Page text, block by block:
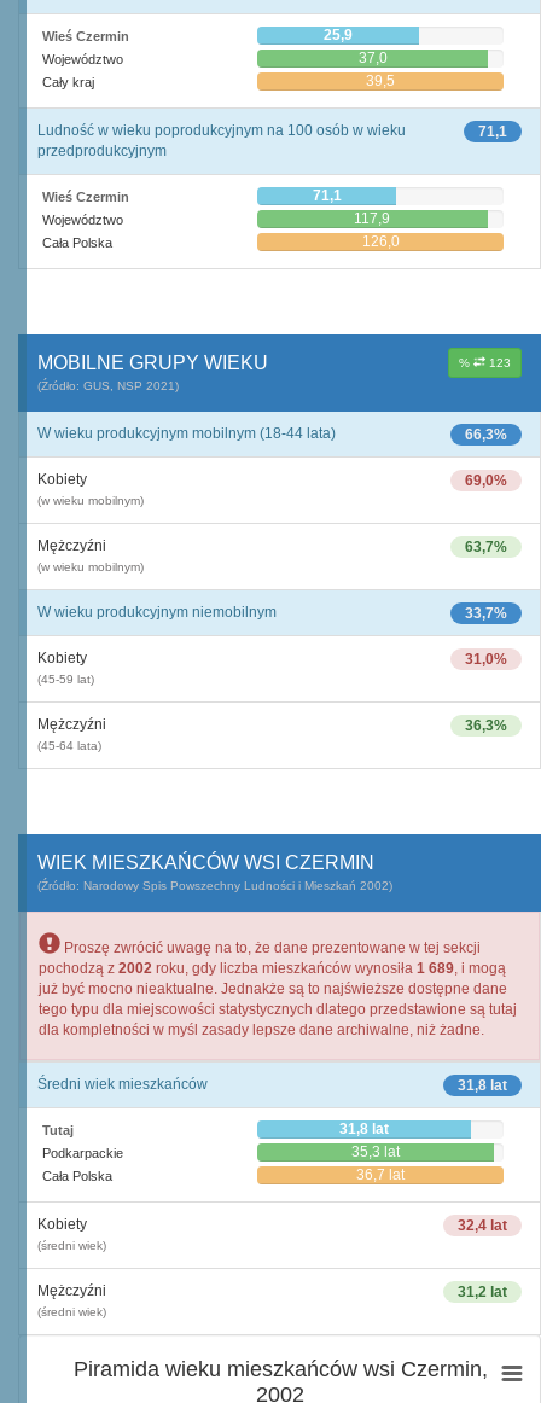
Wieś Czermin 25,9
Województwo 37,0
Cały kraj 39,5
71,1
Ludność w wieku poprodukcyjnym na 100 osób w wieku
przedprodukcyjnym
Wieś Czermin 71,1
Województwo 117,9
Cała Polska 126,0
% 123
MOBILNE GRUPY WIEKU
(Źródło: GUS, NSP 2021)
66,3%
W wieku produkcyjnym mobilnym (18-44 lata)
69,0%
Kobiety
(w wieku mobilnym)
63,7%
Mężczyźni
(w wieku mobilnym)
33,7%
W wieku produkcyjnym niemobilnym
31,0%
Kobiety
(45-59 lat)
36,3%
Mężczyźni
(45-64 lata)
WIEK MIESZKAŃCÓW WSI CZERMIN
(Źródło: Narodowy Spis Powszechny Ludności i Mieszkań 2002)
Proszę zwrócić uwagę na to, że dane prezentowane w tej sekcji
pochodzą z 2002 roku, gdy liczba mieszkańców wynosiła 1 689, i mogą
już być mocno nieaktualne. Jednakże są to najświeższe dostępne dane
tego typu dla miejscowości statystycznych dlatego przedstawione są tutaj
dla kompletności w myśl zasady lepsze dane archiwalne, niż żadne.
31,8 lat
Średni wiek mieszkańców
Tutaj 31,8 lat
Podkarpackie 35,3 lat
Cała Polska 36,7 lat
32,4 lat
Kobiety
(średni wiek)
31,2 lat
Mężczyźni
(średni wiek)
Piramida wieku mieszkańców wsi Czermin,
2002